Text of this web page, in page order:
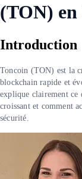
(TON)
Introduction
Toncoin (TON) est la
blockchain rapide et
explique clairement ce
croissant et comment
sécurité.